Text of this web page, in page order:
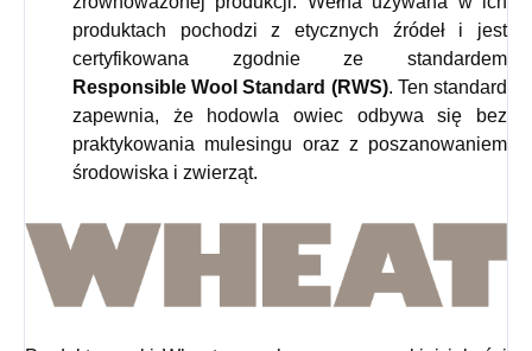
produktach pochodzi z etycznych źródeł i jest
certyfikowana zgodnie ze standardem
Responsible Wool Standard (RWS). Ten standard
zapewnia, że hodowla owiec odbywa się bez
praktykowania mulesingu oraz z poszanowaniem
środowiska i zwierząt.